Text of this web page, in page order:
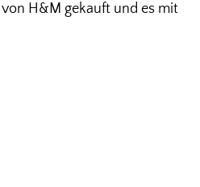
H&M gekauft und es mit